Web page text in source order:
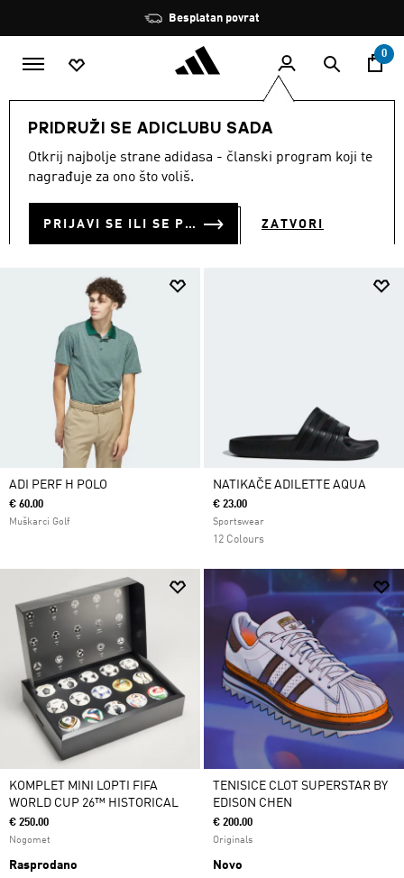
Zaustavi
rotaciju
Besplatan povrat
0
PRIDRUŽI SE ADICLUBU SADA
Otkrij najbolje strane adidasa - članski program koji te
nagrađuje za ono što voliš.
PRIJAVI SE ILI SE PRIDRUŽI SADA ZATVORI
MUŠKARCI Novo i popularno
NOVO I POPULARNO (9084)
ADI PERF H POLO
€ 60.00
Muškarci Golf
NATIKAČE ADILETTE AQUA
€ 23.00
Sportswear
12 Colours
KOMPLET MINI LOPTI FIFA
WORLD CUP 26™ HISTORICAL
€ 250.00
Nogomet
Rasprodano
TENISICE CLOT SUPERSTAR BY
EDISON CHEN
€ 200.00
Originals
Novo